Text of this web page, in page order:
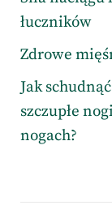
łuczników
Zdrowe
Jak
szczupłe
nogach?